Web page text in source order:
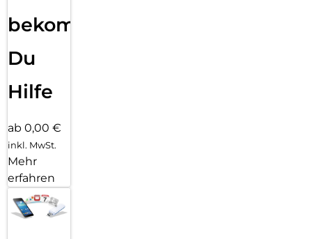
bekommst
Du
Hilfe
ab 0,00 €
inkl. MwSt.
Mehr
erfahren